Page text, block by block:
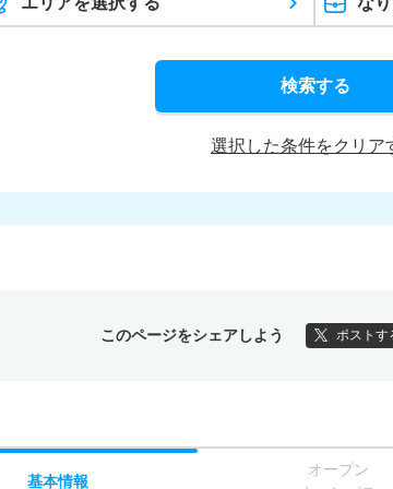
検索する
選択した条件をクリア
このページをシェアしよう ポストす
基本情報
オープン